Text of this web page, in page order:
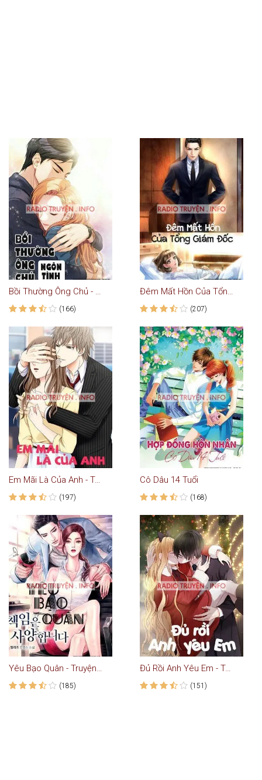
Bồi Thường Ông Chủ - Truyện Ngôn Tình
(166)
Đêm Mất Hồn Của Tổng Giám Đốc
(207)
Em Mãi Là Của Anh - Truyện Teen
(197)
Cô Dâu 14 Tuổi
(168)
Yêu Bạo Quân - Truyện Ngôn Tình
(185)
Đủ Rồi Anh Yêu Em - Truyện Ngôn Tình
(151)